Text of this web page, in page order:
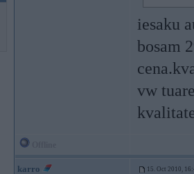
iesaku
bosam
vw
karro 15. Oct 2010,